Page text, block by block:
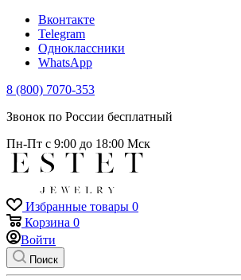
Вконтакте
Telegram
Одноклассники
WhatsApp
8 (800) 7070-353
Звонок по России бесплатный
Пн-Пт с 9:00 до 18:00 Мск
Избранные товары 0
Корзина 0
Войти
Поиск